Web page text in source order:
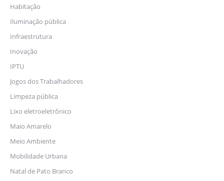
Habitação
Iluminação pública
Infraestrutura
Inovação
IPTU
Jogos dos Trabalhadores
Limpeza pública
Lixo eletroeletrônico
Maio Amarelo
Meio Ambiente
Mobilidade Urbana
Natal de Pato Branco